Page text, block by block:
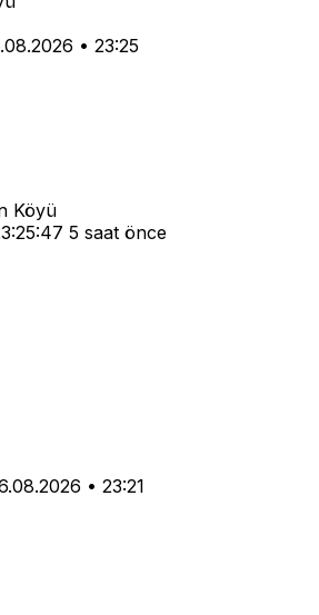
• 23:25
Köyü
5 saat önce
• 23:21